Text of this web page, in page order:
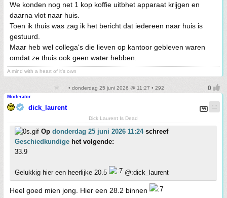
We konden nog net 1 kop koffie uitbhet apparaat krijgen en
daarna vlot naar huis.
Toen ik thuis was zag ik het bericht dat iedereen naar huis is
gestuurd.
Maar heb wel collega's die lieven op kantoor gebleven waren
omdat ze thuis ook geen water hebben.
A mind with a heart of it's own
• donderdag 25 juni 2026 @ 11:27 • 292
Moderator
dick_laurent
Dick Laurent Is Dead
Op donderdag 25 juni 2026 11:24schreef
Geschiedkundige het volgende:
33.9
Gelukkig hier een heerlijke 20.5 @:dick_laurent
Heel goed mien jong. Hier een 28.2 binnen